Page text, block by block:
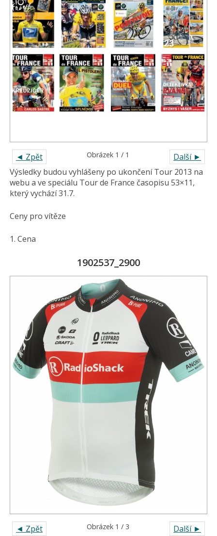
◄ Zpět Další ►
Obrázek 1 / 1
Výsledky budou vyhlášeny po ukončení Tour 2013 na
webu a ve speciálu Tour de France časopisu 53×11,
který vychází 31.7.
Ceny pro vítěze
1. Cena
1902537_2900
◄ Zpět Další ►
Obrázek 1 / 3